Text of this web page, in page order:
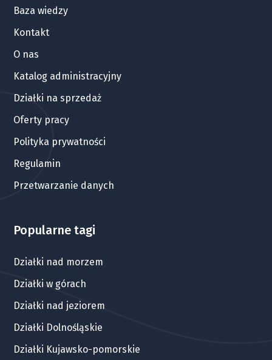
Baza wiedzy
Kontakt
O nas
Katalog administracyjny
Działki na sprzedaż
Oferty pracy
Polityka prywatności
Regulamin
Przetwarzanie danych
Popularne tagi
Działki nad morzem
Działki w górach
Działki nad jeziorem
Działki Dolnośląskie
Działki Kujawsko-pomorskie